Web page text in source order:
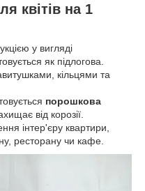
квітів на 1
у вигляді
як підлогова.
кільцями та
порошкова
від корозії.
інтер'єру квартири,
ресторану чи кафе.